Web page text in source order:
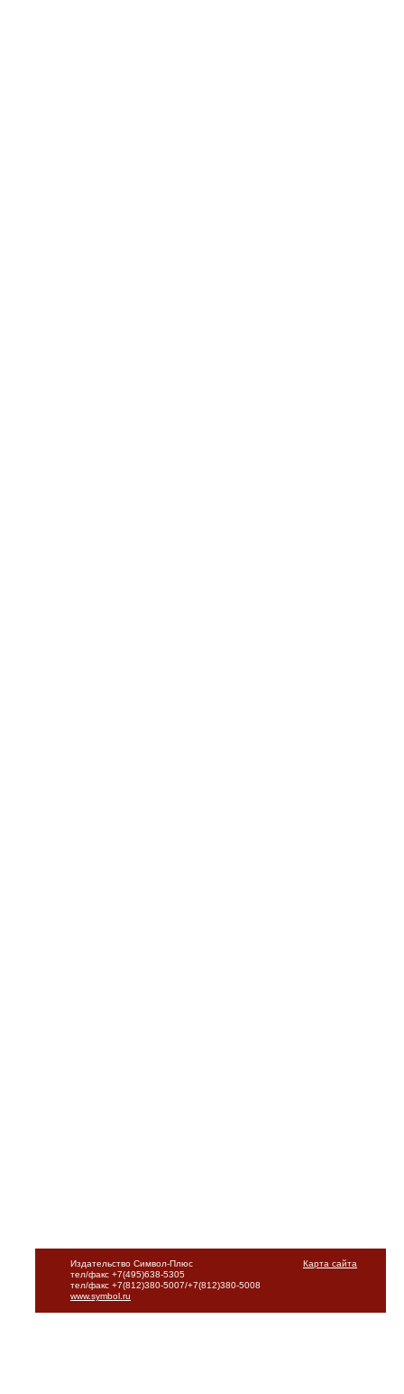
Карта сайта
Издательство Символ-Плюс
тел/факс +7(495)638-5305
тел/факс +7(812)380-5007/+7(812)380-5008
www.symbol.ru